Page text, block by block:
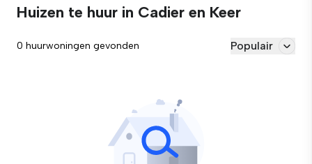
Huizen te huur in Cadier en Keer
0 huurwoningen gevonden Populair